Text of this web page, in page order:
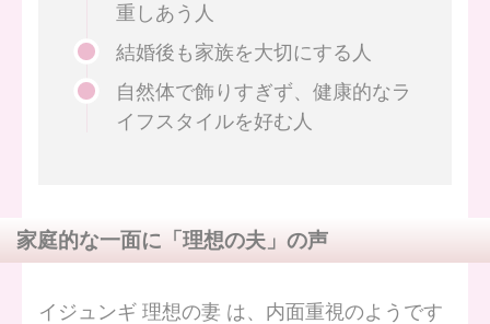
重しあう人
結婚後も家族を大切にする人
自然体で飾りすぎず、健康的なラ
イフスタイルを好む人
家庭的な一面に「理想の夫」の声
イジュンギ 理想の妻 は、内面重視のようです